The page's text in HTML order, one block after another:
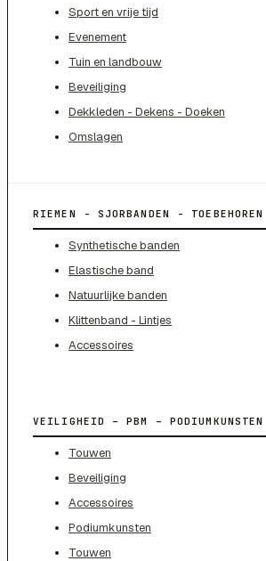
Sport en vrije tijd
Evenement
Tuin en landbouw
Beveiliging
Dekkleden - Dekens - Doeken
Omslagen
RIEMEN - SJORBANDEN - TOEBEHOREN
Synthetische banden
Elastische band
Natuurlijke banden
Klittenband - Lintjes
Accessoires
VEILIGHEID – PBM – PODIUMKUNSTEN
Touwen
Beveiliging
Accessoires
Podiumkunsten
Touwen